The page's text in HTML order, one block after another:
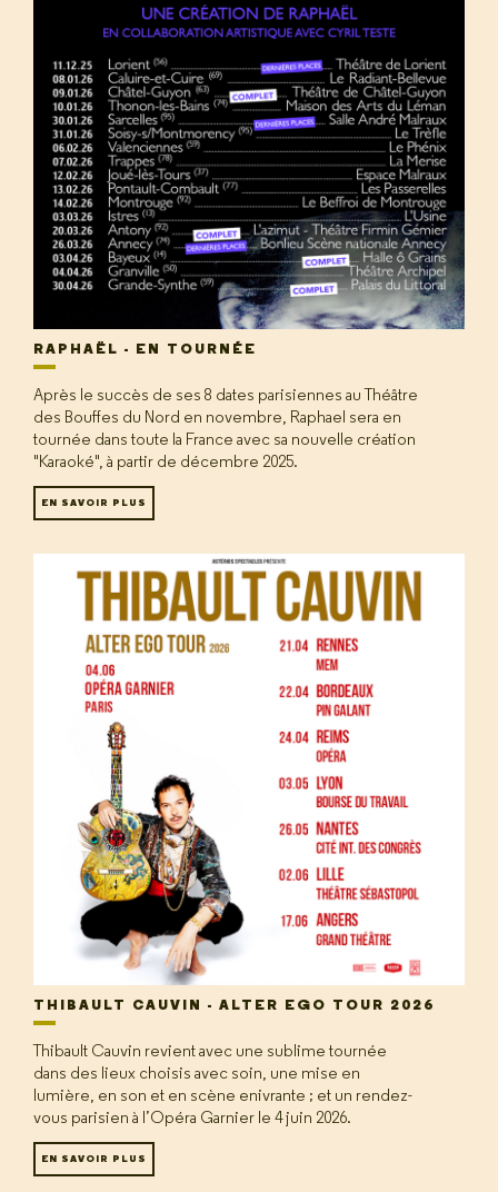
RAPHAËL - EN TOURNÉE
Après le succès de ses 8 dates parisiennes au Théâtre
des Bouffes du Nord en novembre, Raphael sera en
tournée dans toute la France avec sa nouvelle création
"Karaoké", à partir de décembre 2025.
EN SAVOIR PLUS
THIBAULT CAUVIN - ALTER EGO TOUR 2026
Thibault Cauvin revient avec une sublime tournée
dans des lieux choisis avec soin, une mise en
lumière, en son et en scène enivrante ; et un rendez-
vous parisien à l’Opéra Garnier le 4 juin 2026.
EN SAVOIR PLUS